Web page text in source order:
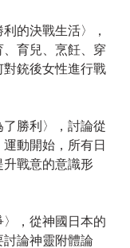
的決戰生活〉，
育兒、烹飪、穿
銃後女性進行戰
勝利〉，討論從
運動開始，所有日
戰意的意識形
，從神國日本的
討論神靈附體論